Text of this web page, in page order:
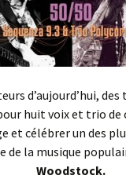
d’aujourd’hui,
huit voix et trio de
et célébrer un des
de la musique
Woodstock.